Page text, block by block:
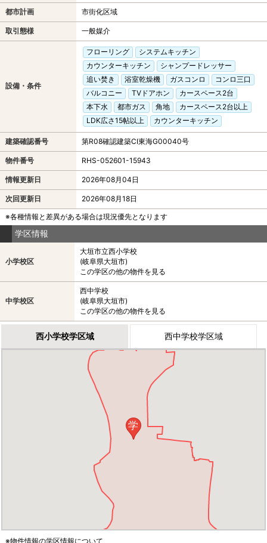
都市計画 市街化区域
取引態様 一般媒介
設備・条件
フローリング
システムキッチン
カウンターキッチン
シャンプードレッサー
追い焚き
浴室乾燥機 ガスコンロ
コンロ三口
バルコニー
TVドアホン
カースペース2台
本下水
都市ガス 角地
カースペース2台以上
LDK広さ15帖以上
カウンターキッチン
建築確認番号 第R08確認建築CI東海G00040号
物件番号 RHS-052601-15943
情報更新日 2026年08月04日
次回更新日
2026年08月18日
※各種情報と差異がある場合は現況優先となります
学区情報
小学校区
大垣市立西小学校
(岐阜県大垣市)
この学区の他の物件を見る
中学校区
西中学校
(岐阜県大垣市)
この学区の他の物件を見る
西小学校学区域 西中学校学区域
学
※物件情報の学区情報について